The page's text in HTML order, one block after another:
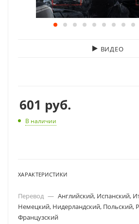
ВИДЕО
601 руб.
В наличии
ХАРАКТЕРИСТИКИ
Перевод — Английский, Испанский,
Немецкий, Нидерландский, Польский,
Французский